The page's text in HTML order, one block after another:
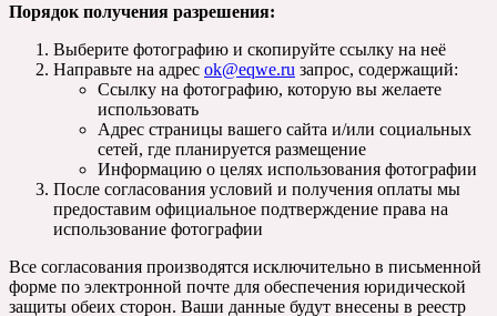
Порядок получения разрешения:
Выберите фотографию и скопируйте ссылку на неё
Направьте на адрес ok@eqwe.ru запрос, содержащий:
Ссылку на фотографию, которую вы желаете
использовать
Адрес страницы вашего сайта и/или социальных
сетей, где планируется размещение
Информацию о целях использования фотографии
После согласования условий и получения оплаты мы
предоставим официальное подтверждение права на
использование фотографии
Все согласования производятся исключительно в письменной
форме по электронной почте для обеспечения юридической
защиты обеих сторон. Ваши данные будут внесены в реестр